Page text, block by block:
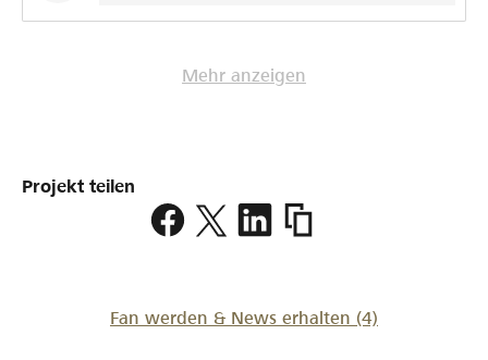
Mehr anzeigen
Projekt teilen
https://
naturkinder-
Fan werden & News erhalten (4)